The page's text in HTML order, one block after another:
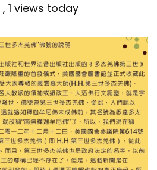
, 1 views today